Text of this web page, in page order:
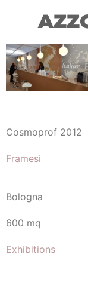
Cosmoprof 2012
Framesi
Bologna
600 mq
Exhibitions